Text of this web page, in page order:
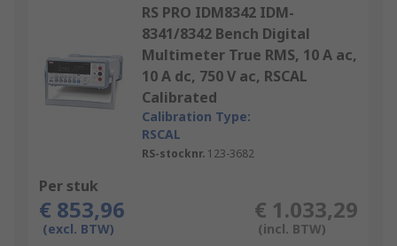
RS PRO IDM8342 IDM-
8341/8342 Bench Digital
Multimeter True RMS, 10 A ac,
10 A dc, 750 V ac, RSCAL
Calibrated
Calibration Type:
RSCAL
RS-stocknr. 123-3682
Per stuk
€ 853,96
(excl. BTW)
€ 1.033,29
(incl. BTW)